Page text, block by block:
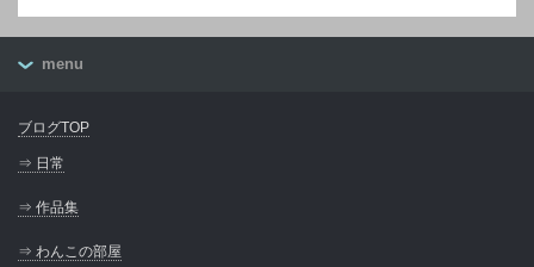
menu
ブログTOP
⇒ 日常
⇒ 作品集
⇒ わんこの部屋